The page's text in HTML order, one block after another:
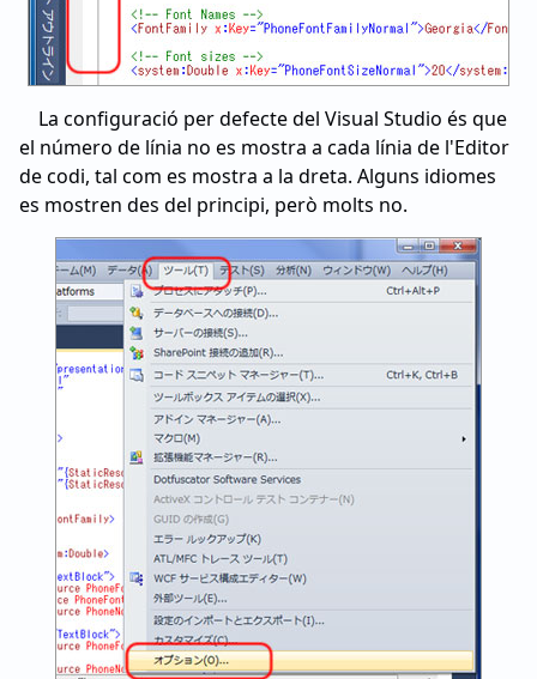
La configuració per defecte del Visual Studio és que
el número de línia no es mostra a cada línia de l'Editor
de codi, tal com es mostra a la dreta. Alguns idiomes
es mostren des del principi, però molts no.